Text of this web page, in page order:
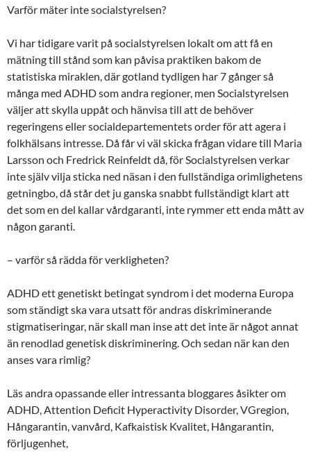
Varför mäter inte socialstyrelsen?
Vi har tidigare varit på socialstyrelsen lokalt om att få en
mätning till stånd som kan påvisa praktiken bakom de
statistiska miraklen, där gotland tydligen har 7 gånger så
många med ADHD som andra regioner, men Socialstyrelsen
väljer att skylla uppåt och hänvisa till att de behöver
regeringens eller socialdepartementets order för att agera i
folkhälsans intresse. Då får vi väl skicka frågan vidare till Maria
Larsson och Fredrick Reinfeldt då, för Socialstyrelsen verkar
inte själv vilja sticka ned näsan i den fullständiga orimlighetens
getningbo, då står det ju ganska snabbt fullständigt klart att
det som en del kallar vårdgaranti, inte rymmer ett enda mått av
någon garanti.
– varför så rädda för verkligheten?
ADHD ett genetiskt betingat syndrom i det moderna Europa
som ständigt ska vara utsatt för andras diskriminerande
stigmatiseringar, när skall man inse att det inte är något annat
än renodlad genetisk diskriminering. Och sedan när kan den
anses vara rimlig?
Läs andra opassande eller intressanta bloggares åsikter om
ADHD, Attention Deficit Hyperactivity Disorder, VGregion,
Hångarantin, vanvård, Kafkaistisk Kvalitet, Hångarantin,
förljugenhet,